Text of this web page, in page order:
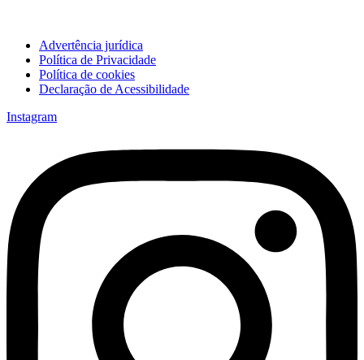
Advertência jurídica
Política de Privacidade
Política de cookies
Declaração de Acessibilidade
Instagram